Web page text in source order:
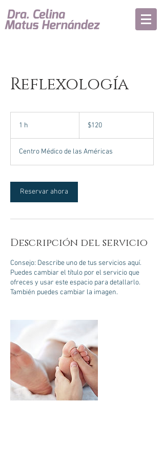
Reflexología
1 h
pesos
mexicanos
$120
Centro Médico de las Américas
Reservar ahora
Descripción del servicio
Consejo: Describe uno de tus servicios aquí.
Puedes cambiar el título por el servicio que
ofreces y usar este espacio para detallarlo.
También puedes cambiar la imagen.